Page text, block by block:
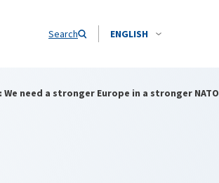
Search ENGLISH
need a stronger Europe in a stronger NATO